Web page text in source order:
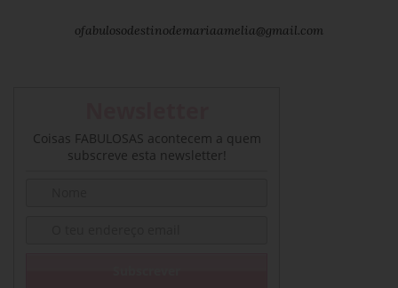
ofabulosodestinodemariaamelia@gmail.com
Coisas FABULOSAS acontecem a quem
subscreve esta newsletter!